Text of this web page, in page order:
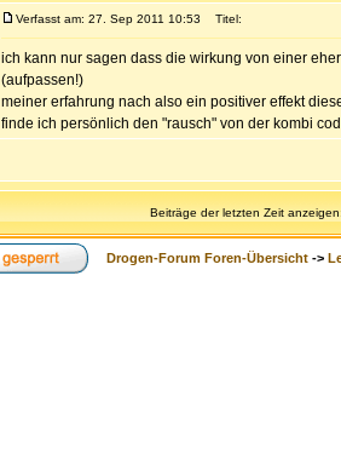
Verfasst am: 27. Sep 2011 10:53 Titel:
ich kann nur sagen dass die wirkung von einer
(aufpassen!)
meiner erfahrung nach also ein positiver effekt
finde ich persönlich den "rausch" von der kombi
Beiträge der letzten Zeit
Drogen-Forum Foren-Übersicht ->